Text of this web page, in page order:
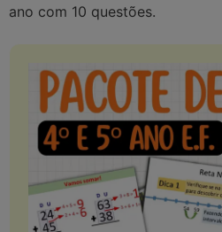
ano com 10 questões.